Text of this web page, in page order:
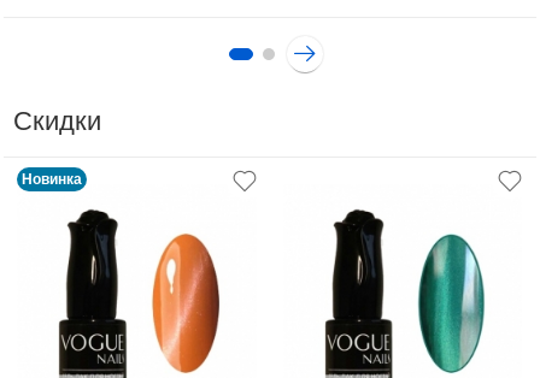
Скидки
Новинка